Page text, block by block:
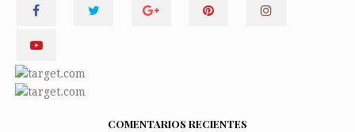
COMENTARIOS RECIENTES